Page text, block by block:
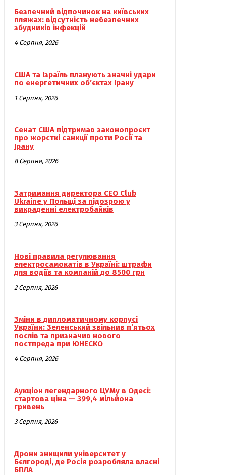
Безпечний відпочинок на київських
пляжах: відсутність небезпечних
збудників інфекцій
4 Серпня, 2026
США та Ізраїль планують значні удари
по енергетичних об’єктах Ірану
1 Серпня, 2026
Сенат США підтримав законопроєкт
про жорсткі санкції проти Росії та
Ірану
8 Серпня, 2026
Затримання директора CEO Club
Ukraine у Польщі за підозрою у
викраденні електробайків
3 Серпня, 2026
Нові правила регулювання
електросамокатів в Україні: штрафи
для водіїв та компаній до 8500 грн
2 Серпня, 2026
Зміни в дипломатичному корпусі
України: Зеленський звільнив п’ятьох
послів та призначив нового
постпреда при ЮНЕСКО
4 Серпня, 2026
Аукціон легендарного ЦУМу в Одесі:
стартова ціна — 399,4 мільйона
гривень
3 Серпня, 2026
Дрони знищили університет у
Бєлгороді, де Росія розробляла власні
БПЛА